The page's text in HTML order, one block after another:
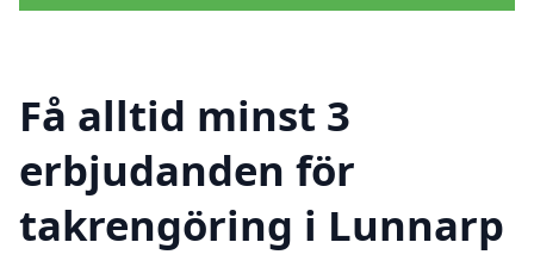
Få alltid minst 3
erbjudanden för
takrengöring i Lunnarp